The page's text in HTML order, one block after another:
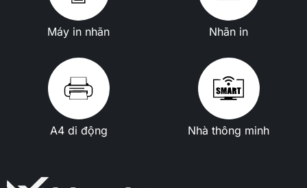
Máy in nhãn Nhãn in
A4 di động Nhà thông minh